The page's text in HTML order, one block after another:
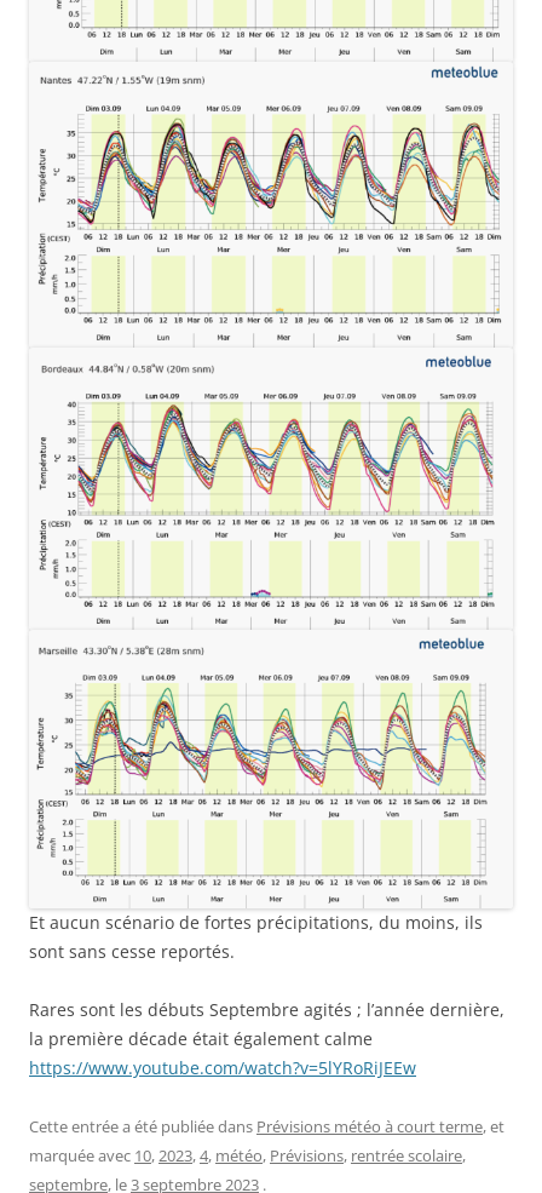
Et aucun scénario de fortes précipitations, du moins, ils
sont sans cesse reportés.
Rares sont les débuts Septembre agités ; l’année dernière,
la première décade était également calme
https://www.youtube.com/watch?v=5lYRoRiJEEw
Cette entrée a été publiée dans Prévisions météo à court terme, et
marquée avec 10,2023,4, météo, Prévisions, rentrée scolaire,
septembre, le3 septembre 2023 .